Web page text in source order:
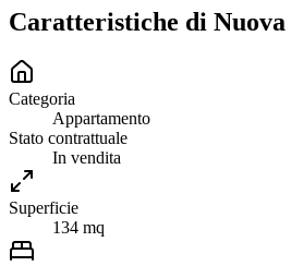
Caratteristiche di
Categoria
Appartamento
Stato contrattuale
In vendita
Superficie
134 mq